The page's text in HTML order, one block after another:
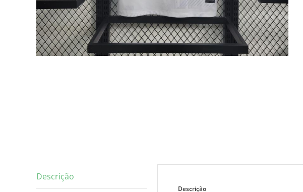
Descrição
Descrição